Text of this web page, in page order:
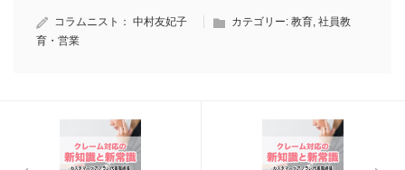
コラムニスト： 中村友妃子 カテゴリー: 教育, 社員教
育・営業